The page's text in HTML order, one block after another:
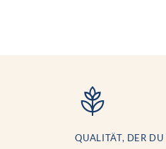
QUALITÄT, DER